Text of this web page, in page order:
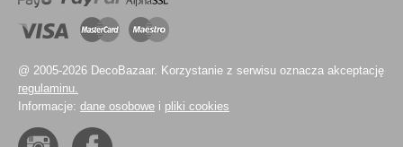
@ 2005-2026 DecoBazaar. Korzystanie z serwisu oznacza akceptację
regulaminu.
Informacje: dane osobowe i pliki cookies